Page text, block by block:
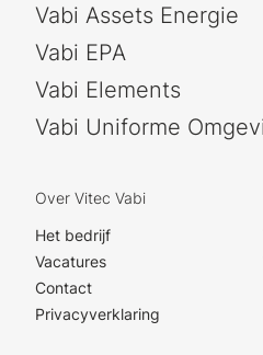
Vabi Assets Energie
Vabi EPA
Vabi Elements
Vabi Uniforme
Over Vitec Vabi
Het bedrijf
Vacatures
Contact
Privacyverklaring